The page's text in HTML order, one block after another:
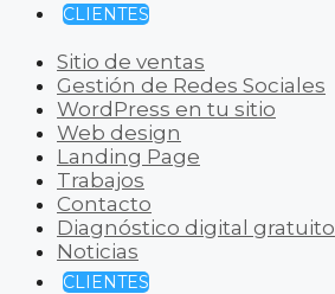
CLIENTES
Sitio de ventas
Gestión de Redes Sociales
WordPress en tu sitio
Web design
Landing Page
Trabajos
Contacto
Diagnóstico digital gratuito
Noticias
CLIENTES